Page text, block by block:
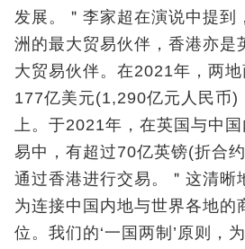
发展。＂李家超在演说中提到
洲的最大贸易伙伴，香港亦是
大贸易伙伴。在2021年，两
177亿美元(1,290亿元人民币)
上。于2021年，在英国与中
易中，有超过70亿英镑(折合
通过香港进行交易。＂这清晰
为连接中国内地与世界各地的
位。我们的‘一国两制’原则，